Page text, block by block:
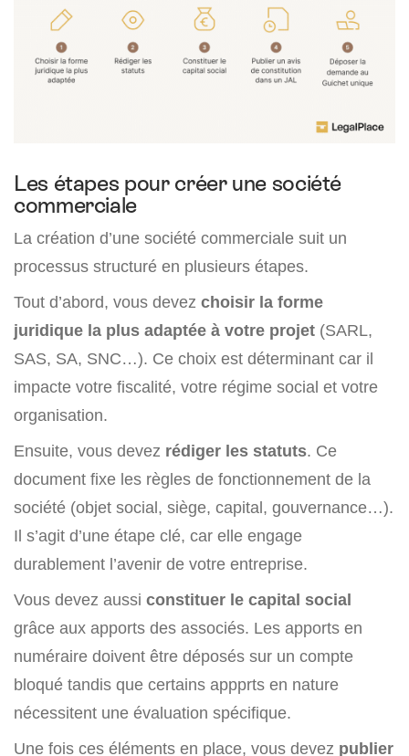
Les étapes pour créer une société
commerciale
La création d’une société commerciale suit un
processus structuré en plusieurs étapes.
Tout d’abord, vous devez choisir la forme
juridique la plus adaptée à votre projet (SARL,
SAS, SA, SNC…). Ce choix est déterminant car il
impacte votre fiscalité, votre régime social et votre
organisation.
Ensuite, vous devez rédiger les statuts. Ce
document fixe les règles de fonctionnement de la
société (objet social, siège, capital, gouvernance…).
Il s’agit d’une étape clé, car elle engage
durablement l’avenir de votre entreprise.
Vous devez aussi constituer le capital social
grâce aux apports des associés. Les apports en
numéraire doivent être déposés sur un compte
bloqué tandis que certains appprts en nature
nécessitent une évaluation spécifique.
Une fois ces éléments en place, vous devez publier